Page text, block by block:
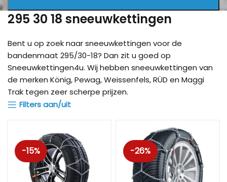
295 30 18 sneeuwkettingen
Bent u op zoek naar sneeuwkettingen voor de
bandenmaat 295/30-18? Dan zit u goed op
Sneeuwkettingen4u. Wij hebben sneeuwkettingen van
de merken König, Pewag, Weissenfels, RÜD en Maggi
Trak tegen zeer scherpe prijzen.
Filters aan/uit
-15% -26%